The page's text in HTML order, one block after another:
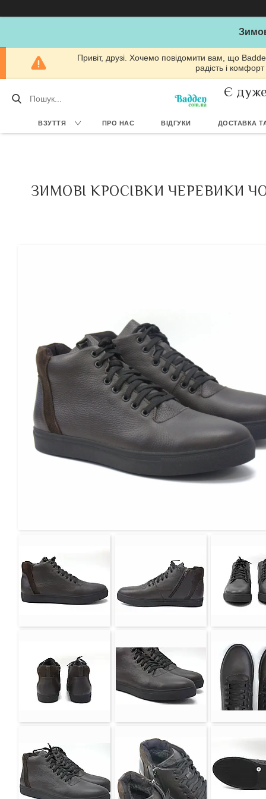
Привіт, друзі. Хочемо повідомити вам, що
радість і
Є дуже
ВЗУТТЯ ПРО НАС ВІДГУКИ ДОСТАВКА
ЗИМОВІ КРОСІВКИ ЧЕРЕВИКИ